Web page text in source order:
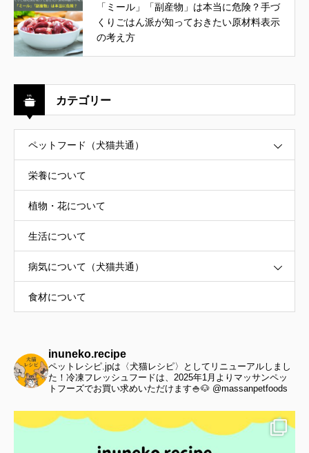
「ミール」「副産物」は本当に危険？手づ
くりごはん派が知っておきたい原材料表示
の考え方
カテゴリー
ペットフード（犬猫共通）
栄養について
植物・花について
生活について
病気について（犬猫共通）
食材について
inuneko.recipe
ペットレシピ.jpは〈犬猫レシピ〉としてリニューアルしまし
た！冷凍フレッシュフードは、2025年1月よりマッサンペッ
トフーズでお買い求めいただけます🍚🐶 @massanpetfoods